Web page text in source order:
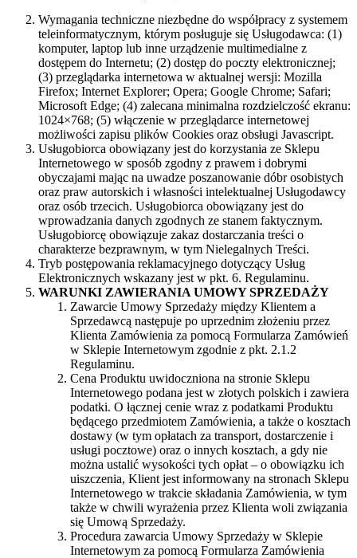
Wymagania techniczne niezbędne do współpracy z systemem
teleinformatycznym, którym posługuje się Usługodawca: (1)
komputer, laptop lub inne urządzenie multimedialne z
dostępem do Internetu; (2) dostęp do poczty elektronicznej;
(3) przeglądarka internetowa w aktualnej wersji: Mozilla
Firefox; Internet Explorer; Opera; Google Chrome; Safari;
Microsoft Edge; (4) zalecana minimalna rozdzielczość ekranu:
1024×768; (5) włączenie w przeglądarce internetowej
możliwości zapisu plików Cookies oraz obsługi Javascript.
Usługobiorca obowiązany jest do korzystania ze Sklepu
Internetowego w sposób zgodny z prawem i dobrymi
obyczajami mając na uwadze poszanowanie dóbr osobistych
oraz praw autorskich i własności intelektualnej Usługodawcy
oraz osób trzecich. Usługobiorca obowiązany jest do
wprowadzania danych zgodnych ze stanem faktycznym.
Usługobiorcę obowiązuje zakaz dostarczania treści o
charakterze bezprawnym, w tym Nielegalnych Treści.
Tryb postępowania reklamacyjnego dotyczący Usług
Elektronicznych wskazany jest w pkt. 6. Regulaminu.
WARUNKI ZAWIERANIA UMOWY SPRZEDAŻY
Zawarcie Umowy Sprzedaży między Klientem a
Sprzedawcą następuje po uprzednim złożeniu przez
Klienta Zamówienia za pomocą Formularza Zamówień
w Sklepie Internetowym zgodnie z pkt. 2.1.2
Regulaminu.
Cena Produktu uwidoczniona na stronie Sklepu
Internetowego podana jest w złotych polskich i zawiera
podatki. O łącznej cenie wraz z podatkami Produktu
będącego przedmiotem Zamówienia, a także o kosztach
dostawy (w tym opłatach za transport, dostarczenie i
usługi pocztowe) oraz o innych kosztach, a gdy nie
można ustalić wysokości tych opłat – o obowiązku ich
uiszczenia, Klient jest informowany na stronach Sklepu
Internetowego w trakcie składania Zamówienia, w tym
także w chwili wyrażenia przez Klienta woli związania
się Umową Sprzedaży.
Procedura zawarcia Umowy Sprzedaży w Sklepie
Internetowym za pomocą Formularza Zamówienia